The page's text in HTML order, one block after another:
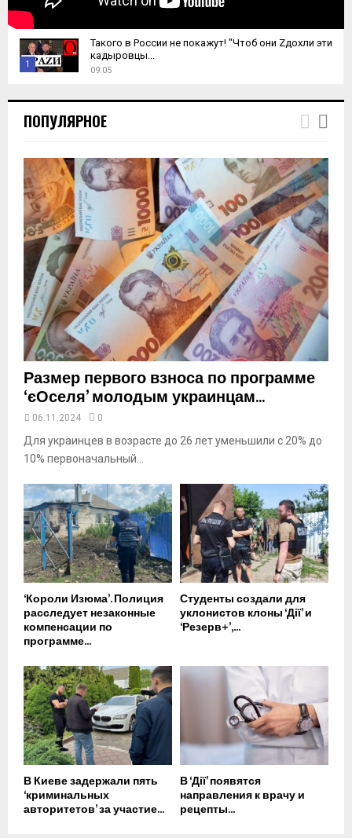
1
h
u
a
y
u
e
Такого в России не покажут! "Чтоб они Zдохли эти
кадыровцы...
09:05
ПОПУЛЯРНОЕ
Размер первого взноса по программе
‘єОселя’ молодым украинцам...
06.11.2024 0
Для украинцев в возрасте до 26 лет уменьшили с 20% до
10% первоначальный...
‘Короли Изюма’. Полиция
расследует незаконные
компенсации по
программе...
Студенты создали для
уклонистов клоны ‘Дії’ и
‘Резерв+’,...
В Киеве задержали пять
‘криминальных
авторитетов’ за участие...
В ‘Дії’ появятся
направления к врачу и
рецепты...